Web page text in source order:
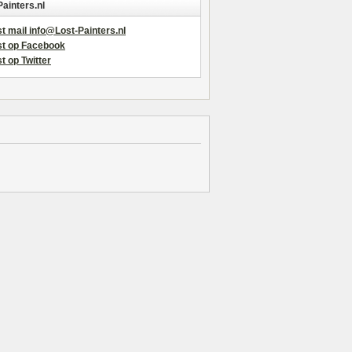
mail info@Lost-Painters.nl
op Facebook
op Twitter